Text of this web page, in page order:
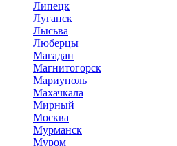
Липецк
Луганск
Лысьва
Люберцы
Магадан
Магнитогорск
Мариуполь
Махачкала
Мирный
Москва
Мурманск
Муром